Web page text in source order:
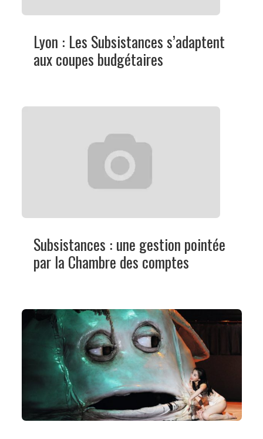
Lyon : Les Subsistances s’adaptent
aux coupes budgétaires
Subsistances : une gestion pointée
par la Chambre des comptes